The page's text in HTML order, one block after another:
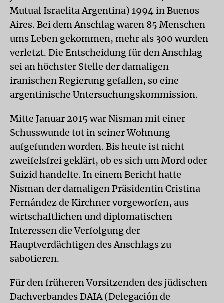
Mutual Israelita Argentina) 1994 in Buenos
Aires. Bei dem Anschlag waren 85 Menschen
ums Leben gekommen, mehr als 300 wurden
verletzt. Die Entscheidung für den Anschlag
sei an höchster Stelle der damaligen
iranischen Regierung gefallen, so eine
argentinische Untersuchungskommission.
Mitte Januar 2015 war Nisman mit einer
Schusswunde tot in seiner Wohnung
aufgefunden worden. Bis heute ist nicht
zweifelsfrei geklärt, ob es sich um Mord oder
Suizid handelte. In einem Bericht hatte
Nisman der damaligen Präsidentin Cristina
Fernández de Kirchner vorgeworfen, aus
wirtschaftlichen und diplomatischen
Interessen die Verfolgung der
Hauptverdächtigen des Anschlags zu
sabotieren.
Für den früheren Vorsitzenden des jüdischen
Dachverbandes DAIA (Delegación de